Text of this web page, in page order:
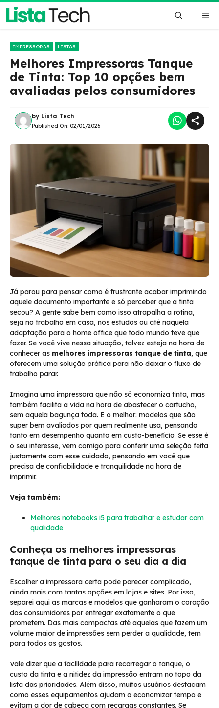
Pular
o
IMPRESSORAS LISTAS
Melhores Impressoras Tanque
de Tinta: Top 10 opções bem
avaliadas pelos consumidores
by Lista Tech
Published On: 02/01/2026
Já parou para pensar como é frustrante acabar imprimindo
aquele documento importante e só perceber que a tinta
secou? A gente sabe bem como isso atrapalha a rotina,
seja no trabalho em casa, nos estudos ou até naquela
adaptação para o home office que todo mundo teve que
fazer. Se você vive nessa situação, talvez esteja na hora de
conhecer as melhores impressoras tanque de tinta, que
oferecem uma solução prática para não deixar o fluxo de
trabalho parar.
Imagina uma impressora que não só economiza tinta, mas
também facilita a vida na hora de abastecer o cartucho,
sem aquela bagunça toda. E o melhor: modelos que são
super bem avaliados por quem realmente usa, pensando
tanto em desempenho quanto em custo-benefício. Se esse é
o seu interesse, vem comigo para conferir uma seleção feita
justamente com esse cuidado, pensando em você que
precisa de confiabilidade e tranquilidade na hora de
imprimir.
Veja também:
Melhores notebooks i5 para trabalhar e estudar com
qualidade
Conheça os melhores impressoras
tanque de tinta para o seu dia a dia
Escolher a impressora certa pode parecer complicado,
ainda mais com tantas opções em lojas e sites. Por isso,
separei aqui as marcas e modelos que ganharam o coração
dos consumidores por entregar exatamente o que
prometem. Das mais compactas até aquelas que fazem um
volume maior de impressões sem perder a qualidade, tem
para todos os gostos.
Vale dizer que a facilidade para recarregar o tanque, o
custo da tinta e a nitidez da impressão entram no topo da
lista das prioridades. Além disso, muitos usuários destacam
como esses equipamentos ajudam a economizar tempo e
evitam a dor de cabeça com recargas constantes. Se